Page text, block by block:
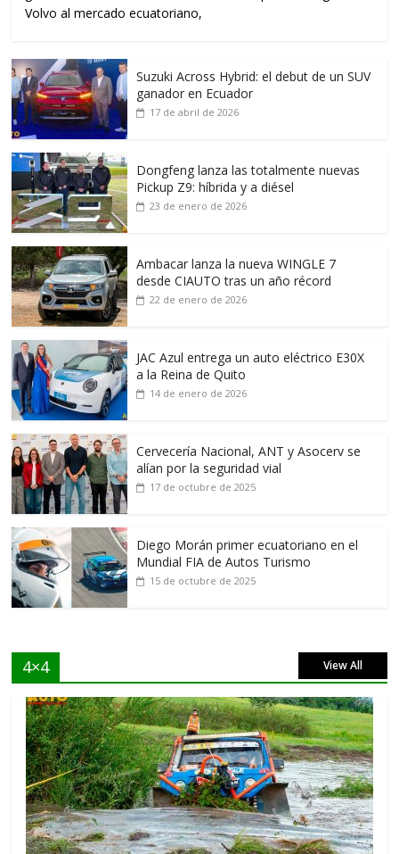
Volvo al mercado ecuatoriano,
Suzuki Across Hybrid: el debut de un SUV
ganador en Ecuador
17 de abril de 2026
Dongfeng lanza las totalmente nuevas
Pickup Z9: híbrida y a diésel
23 de enero de 2026
Ambacar lanza la nueva WINGLE 7
desde CIAUTO tras un año récord
22 de enero de 2026
JAC Azul entrega un auto eléctrico E30X
a la Reina de Quito
14 de enero de 2026
Cervecería Nacional, ANT y Asocerv se
alían por la seguridad vial
17 de octubre de 2025
Diego Morán primer ecuatoriano en el
Mundial FIA de Autos Turismo
15 de octubre de 2025
4×4 View All